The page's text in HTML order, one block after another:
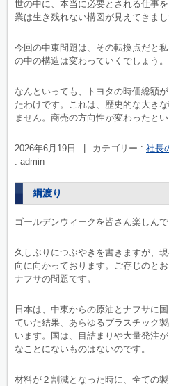
世の中に、本当に必要とされる仕事
業は生き残れない構図が見えてきまし
今回の中東問題は、その転換点だと
の中の構造は変わっていくでしょう。
なんといっても、トヨタの時価総額
たわけです。これは、歴史的な大き
ません。商売の方向性が変わったと
2026年6月19日 カテゴリー : 社長
: admin
綱渡り
ゴールデンウィークを皆さん楽しん
久しぶりにつぶやきを書きますが、
向に向かっております。ご存じのと
ナフサの問題です。
日本は、中東からの原油とナフサに
ていた結果、あらゆるプラスチック
います。国は、目詰まりや大量発注
なことにないものはないのです。
材料が２割減となった時に、全ての